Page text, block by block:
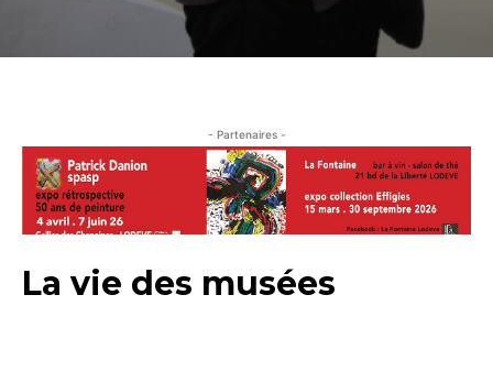
- Partenaires -
La vie des musées